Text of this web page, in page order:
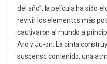
del año”, la película ha sido
revivir los elementos más
cautivaron al mundo a
Aro yJu-on
La cinta
suspenso contenido, una